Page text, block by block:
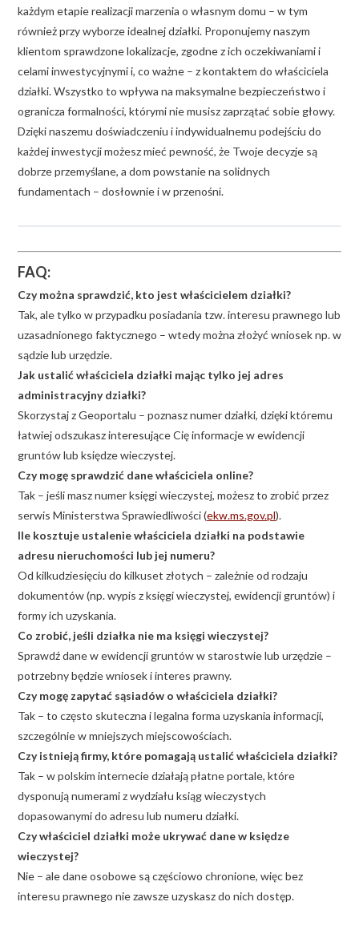
każdym etapie realizacji marzenia o własnym domu – w tym
również przy wyborze idealnej działki. Proponujemy naszym
klientom sprawdzone lokalizacje, zgodne z ich oczekiwaniami i
celami inwestycyjnymi i, co ważne – z kontaktem do właściciela
działki. Wszystko to wpływa na maksymalne bezpieczeństwo i
ogranicza formalności, którymi nie musisz zaprzątać sobie głowy.
Dzięki naszemu doświadczeniu i indywidualnemu podejściu do
każdej inwestycji możesz mieć pewność, że Twoje decyzje są
dobrze przemyślane, a dom powstanie na solidnych
fundamentach – dosłownie i w przenośni.
FAQ:
Czy można sprawdzić, kto jest właścicielem działki?
Tak, ale tylko w przypadku posiadania tzw. interesu prawnego lub
uzasadnionego faktycznego – wtedy można złożyć wniosek np. w
sądzie lub urzędzie.
Jak ustalić właściciela działki mając tylko jej adres
administracyjny działki?
Skorzystaj z Geoportalu – poznasz numer działki, dzięki któremu
łatwiej odszukasz interesujące Cię informacje w ewidencji
gruntów lub księdze wieczystej.
Czy mogę sprawdzić dane właściciela online?
Tak – jeśli masz numer księgi wieczystej, możesz to zrobić przez
serwis Ministerstwa Sprawiedliwości (ekw.ms.gov.pl).
Ile kosztuje ustalenie właściciela działki na podstawie
adresu nieruchomości lub jej numeru?
Od kilkudziesięciu do kilkuset złotych – zależnie od rodzaju
dokumentów (np. wypis z księgi wieczystej, ewidencji gruntów) i
formy ich uzyskania.
Co zrobić, jeśli działka nie ma księgi wieczystej?
Sprawdź dane w ewidencji gruntów w starostwie lub urzędzie –
potrzebny będzie wniosek i interes prawny.
Czy mogę zapytać sąsiadów o właściciela działki?
Tak – to często skuteczna i legalna forma uzyskania informacji,
szczególnie w mniejszych miejscowościach.
Czy istnieją firmy, które pomagają ustalić właściciela działki?
Tak – w polskim internecie działają płatne portale, które
dysponują numerami z wydziału ksiąg wieczystych
dopasowanymi do adresu lub numeru działki.
Czy właściciel działki może ukrywać dane w księdze
wieczystej?
Nie – ale dane osobowe są częściowo chronione, więc bez
interesu prawnego nie zawsze uzyskasz do nich dostęp.